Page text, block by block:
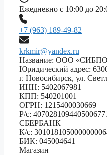
Ежедневно с 10:00 до
+7 (963) 189-49-82
krkmir@yandex.ru
Название: ООО
Юридический адрес:
г. Новосибирск, ул.
ИНН: 5402067981
КПП: 540201001
ОГРН: 1215400030669
Р/с:
СБЕРБАНК
К/с:
БИК: 045004641
Магазин